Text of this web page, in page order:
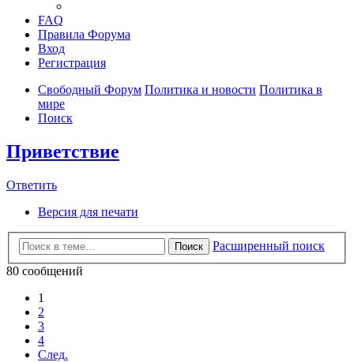
FAQ
Правила Форума
Вход
Регистрация
Свободный Форум Политика и новости Политика в
мире
Поиск
Приветствие
Ответить
Версия для печати
Поиск
Расширенный поиск
80 сообщений
1
2
3
4
След.